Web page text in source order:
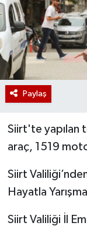
Paylaş
Siirt'te yapılan
araç, 1519
Siirt
Hayatla
Siirt Valiliği İl